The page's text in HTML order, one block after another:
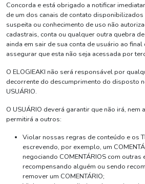
Concorda e está obrigado a notificar
de um dos canais de contato
suspeita ou conhecimento de uso não
cadastrais, conta ou qualquer outra quebra
ainda em sair de sua conta de usuário ao
assegurar que esta não seja acessada por
O ELOGIEAKI não será responsável por
decorrente do descumprimento do disposto
USUÁRIO.
O USUÁRIO deverá garantir que não irá, nem
permitirá a outros:
Violar nossas regras de conteúdo e os
escrevendo, por exemplo, um
negociando COMENTÁRIOS com outras
recompensando alguém ou sendo
remover um COMENTÁRIO;